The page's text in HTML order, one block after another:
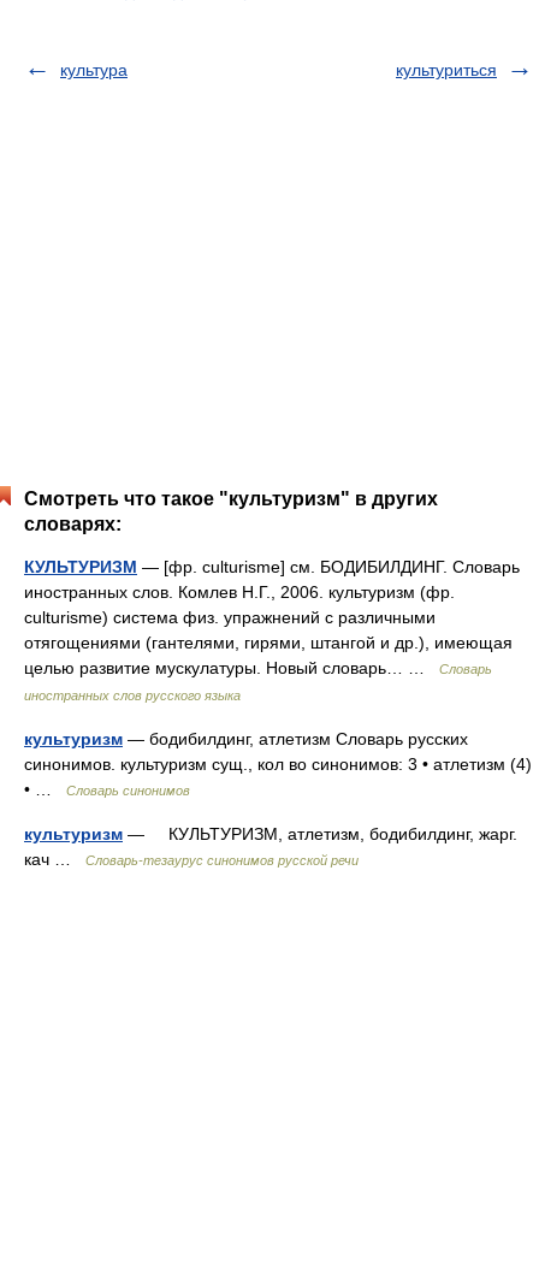
культура культуриться
Смотреть что такое "культуризм" в других
словарях:
КУЛЬТУРИЗМ — [фр. culturisme] см. БОДИБИЛДИНГ. Словарь
иностранных слов. Комлев Н.Г., 2006. культуризм (фр.
culturisme) система физ. упражнений с различными
отягощениями (гантелями, гирями, штангой и др.), имеющая
целью развитие мускулатуры. Новый словарь… …
Словарь
иностранных слов русского языка
культуризм — бодибилдинг, атлетизм Словарь русских
синонимов. культуризм сущ., кол во синонимов: 3 • атлетизм (4)
• …
Словарь синонимов
культуризм — КУЛЬТУРИЗМ, атлетизм, бодибилдинг, жарг.
кач …
Словарь-тезаурус синонимов русской речи